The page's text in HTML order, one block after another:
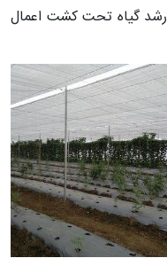
رشد گیاه تحت کشت اعمال